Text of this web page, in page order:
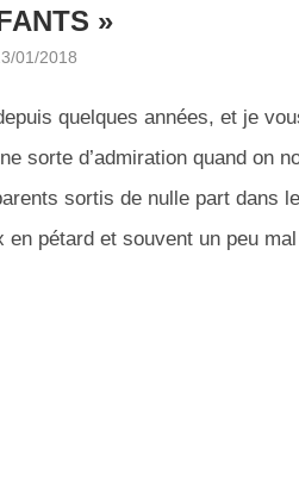
»
01/2018
quelques années, et je
sorte d’admiration quand on
sortis de nulle part dans
pétard et souvent un peu